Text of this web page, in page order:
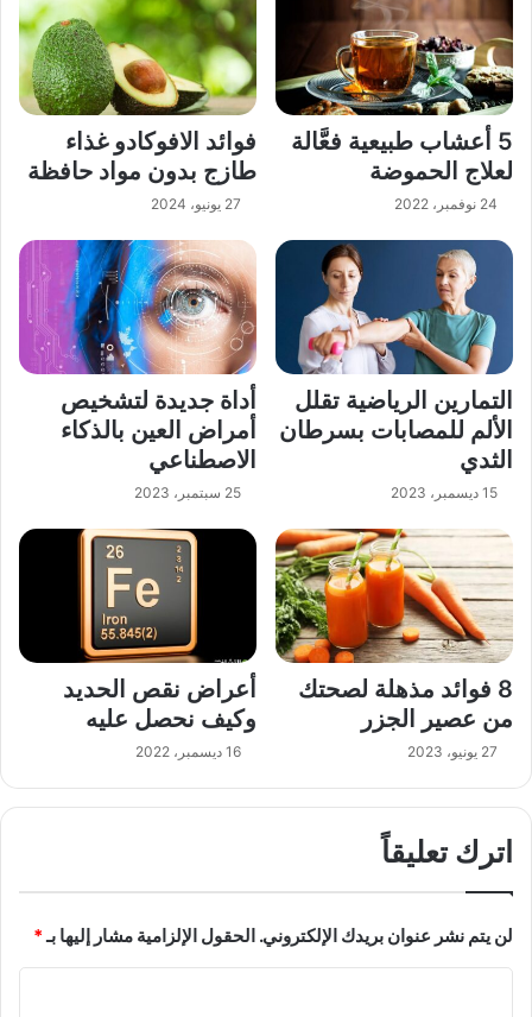
5 أعشاب طبيعية فعَّالة
لعلاج الحموضة
24 نوفمبر، 2022
فوائد الافوكادو غذاء
طازج بدون مواد حافظة
27 يونيو، 2024
التمارين الرياضية تقلل
الألم للمصابات بسرطان
الثدي
15 ديسمبر، 2023
أداة جديدة لتشخيص
أمراض العين بالذكاء
الاصطناعي
25 سبتمبر، 2023
8 فوائد مذهلة لصحتك
من عصير الجزر
27 يونيو، 2023
أعراض نقص الحديد
وكيف نحصل عليه
16 ديسمبر، 2022
اترك تعليقاً
لن يتم نشر عنوان بريدك الإلكتروني. الحقول الإلزامية مشار إليها بـ*